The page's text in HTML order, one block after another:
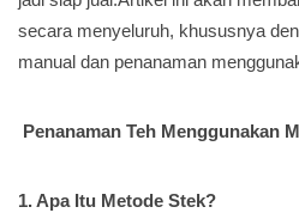
secara menyeluruh, khususnya
manual dan penanaman
Penanaman Teh Menggunakan
1. Apa Itu Metode Stek?